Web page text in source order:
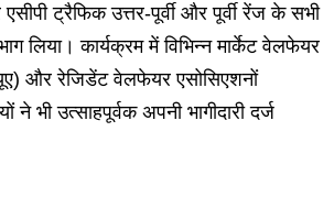
ट्रैफिक उत्तर-पूर्वी और पूर्वी रेंज के सभी
लिया। कार्यक्रम में विभिन्न मार्केट वेलफेयर
और रेजिडेंट वेलफेयर एसोसिएशनों
भी उत्साहपूर्वक अपनी भागीदारी दर्ज